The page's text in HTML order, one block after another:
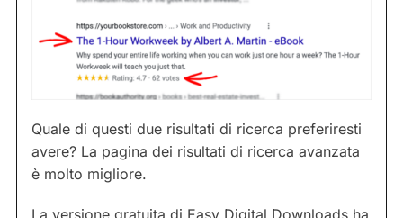
Quale di questi due risultati di ricerca preferiresti
avere? La pagina dei risultati di ricerca avanzata
è molto migliore.
La versione gratuita di Easy Digital Downloads ha